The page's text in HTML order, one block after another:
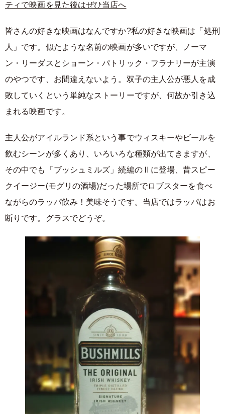
ティで映画を見た後はぜひ当店へ
皆さんの好きな映画はなんですか?私の好きな映画は「処刑
人」です。似たような名前の映画が多いですが、ノーマ
ン・リーダスとショーン・パトリック・フラナリーが主演
のやつです、お間違えないよう。双子の主人公が悪人を成
敗していくという単純なストーリーですが、何故か引き込
まれる映画です。
主人公がアイルランド系という事でウィスキーやビールを
飲むシーンが多くあり、いろいろな種類が出てきますが、
その中でも「ブッシュミルズ」続編のⅡに登場、昔スピー
クイージー(モグリの酒場)だった場所でロブスターを食べ
ながらのラッパ飲み！美味そうです。当店ではラッパはお
断りです。グラスでどうぞ。